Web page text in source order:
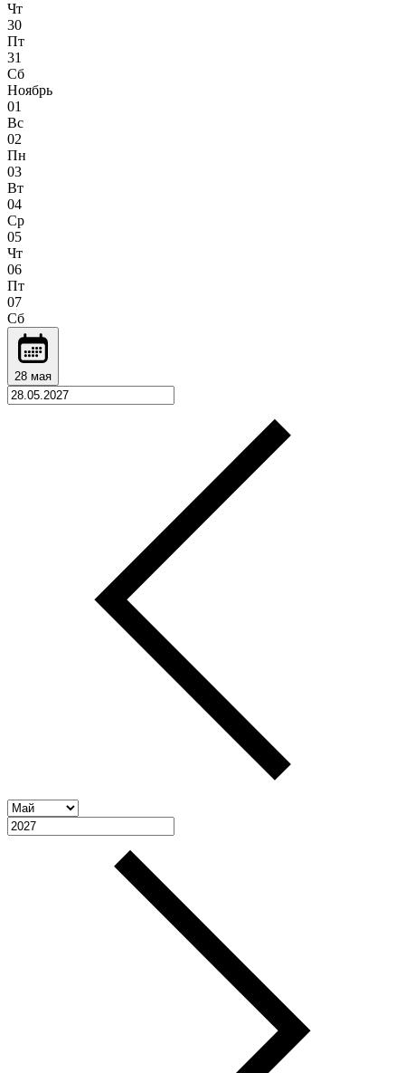
Чт
30
Пт
31
Сб
Ноябрь
01
Вс
02
Пн
03
Вт
04
Ср
05
Чт
06
Пт
07
Сб
28 мая